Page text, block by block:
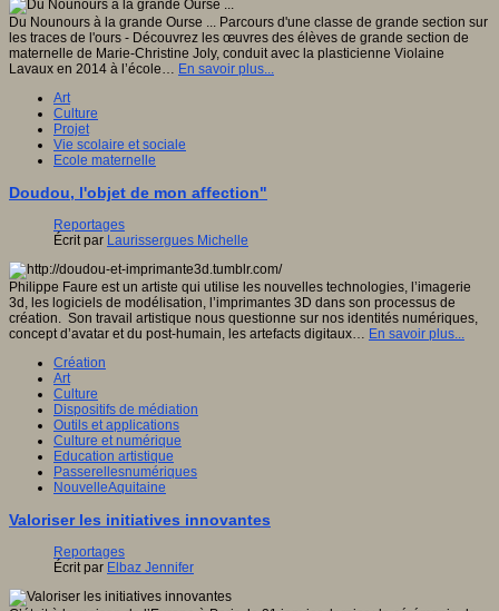
Du Nounours à la grande Ourse ... Parcours d'une classe de grande section sur
les traces de l'ours - Découvrez les œuvres des élèves de grande section de
maternelle de Marie-Christine Joly, conduit avec la plasticienne Violaine
Lavaux en 2014 à l’école… En savoir plus...
Art
Culture
Projet
Vie scolaire et sociale
Ecole maternelle
Doudou, l'objet de mon affection"
Reportages
Écrit par Laurissergues Michelle
Philippe Faure est un artiste qui utilise les nouvelles technologies, l’imagerie
3d, les logiciels de modélisation, l’imprimantes 3D dans son processus de
création. Son travail artistique nous questionne sur nos identités numériques,
concept d’avatar et du post-humain, les artefacts digitaux… En savoir plus...
Création
Art
Culture
Dispositifs de médiation
Outils et applications
Culture et numérique
Education artistique
Passerellesnumériques
NouvelleAquitaine
Valoriser les initiatives innovantes
Reportages
Écrit par Elbaz Jennifer